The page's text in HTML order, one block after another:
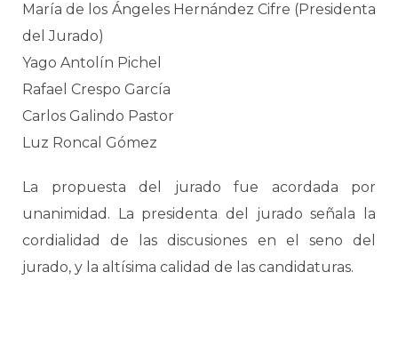
María de los Ángeles Hernández Cifre (Presidenta
del Jurado)
Yago Antolín Pichel
Rafael Crespo García
Carlos Galindo Pastor
Luz Roncal Gómez
La propuesta del jurado fue acordada por
unanimidad. La presidenta del jurado señala la
cordialidad de las discusiones en el seno del
jurado, y la altísima calidad de las candidaturas.